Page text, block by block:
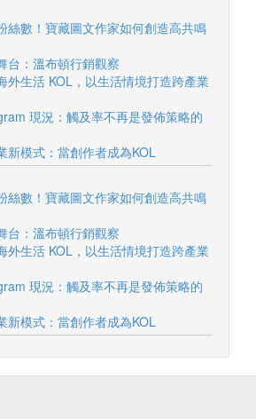
絲數！寶藏圖文作家如何創造高共鳴
台：溫布頓行銷觀察
外生活 KOL，以生活情境打造跨產業
現況：觸及率不再是發佈策略的
新模式：當創作者成為KOL
絲數！寶藏圖文作家如何創造高共鳴
台：溫布頓行銷觀察
外生活 KOL，以生活情境打造跨產業
現況：觸及率不再是發佈策略的
新模式：當創作者成為KOL